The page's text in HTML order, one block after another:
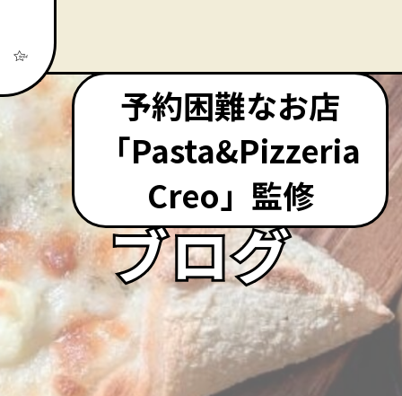
予約困難なお店
「Pasta&Pizzeria
Creo」監修
ブログ
ブログ